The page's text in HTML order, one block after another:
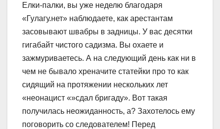
Елки-палки, вы уже неделю благодаря
«Гулагу.нет» наблюдаете, как арестантам
засовывают швабры в задницы. У вас десятки
гигабайт чистого садизма. Вы охаете и
зажмуриваетесь. А на следующий день как ни в
чем не бывало хреначите статейки про то как
сидящий на протяжении нескольких лет
«неонацист «»сдал бригаду». Вот такая
получилась неожиданность, а? Захотелось ему
поговорить со следователем! Перед